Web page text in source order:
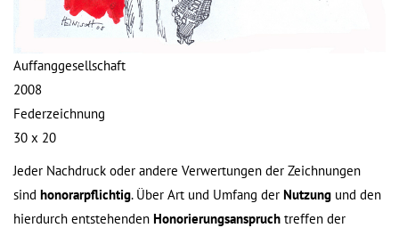
Auffanggesellschaft
2008
Federzeichnung
30 x 20
Jeder Nachdruck oder andere Verwertungen der Zeichnungen
sind honorarpflichtig. Über Art und Umfang der Nutzung und den
hierdurch entstehenden Honorierungsanspruch treffen der